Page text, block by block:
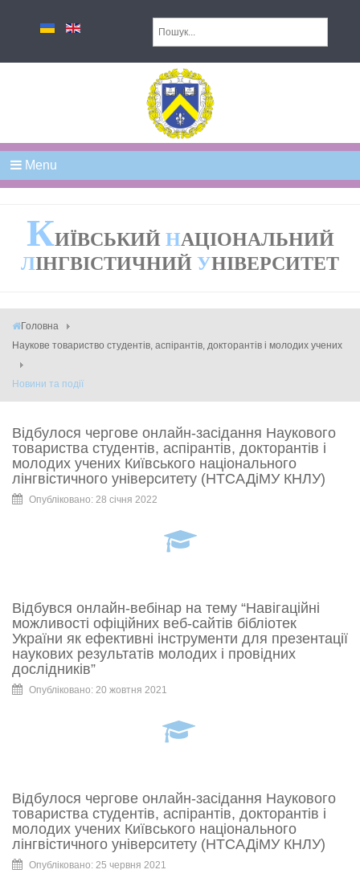
Menu
КИЇВСЬКИЙ НАЦІОНАЛЬНИЙ
ЛІНГВІСТИЧНИЙ УНІВЕРСИТЕТ
Головна
Наукове товариство студентів, аспірантів, докторантів і молодих учених
Новини та події
Відбулося чергове онлайн-засідання Наукового
товариства студентів, аспірантів, докторантів і
молодих учених Київського національного
лінгвістичного університету (НТСАДіМУ КНЛУ)
Опубліковано: 28 січня 2022
Відбувся онлайн-вебінар на тему “Навігаційні
можливості офіційних веб-сайтів бібліотек
України як ефективні інструменти для презентації
наукових результатів молодих і провідних
дослідників”
Опубліковано: 20 жовтня 2021
Відбулося чергове онлайн-засідання Наукового
товариства студентів, аспірантів, докторантів і
молодих учених Київського національного
лінгвістичного університету (НТСАДіМУ КНЛУ)
Опубліковано: 25 червня 2021